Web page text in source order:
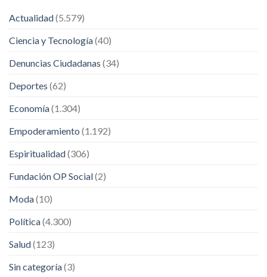
Actualidad(5.579)
Ciencia y Tecnología(40)
Denuncias Ciudadanas (34)
Deportes (62)
Economía(1.304)
Empoderamiento (1.192)
Espiritualidad(306)
Fundación OP Social(2)
Moda(10)
Política(4.300)
Salud(123)
Sin categoría(3)